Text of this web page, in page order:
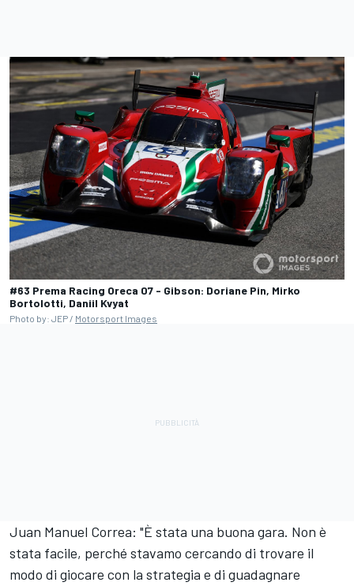
#63 Prema Racing Oreca 07 - Gibson: Doriane Pin, Mirko
Bortolotti, Daniil Kvyat
Photo by: JEP / Motorsport Images
Juan Manuel Correa: "È stata una buona gara. Non è
stata facile, perché stavamo cercando di trovare il
modo di giocare con la strategia e di guadagnare